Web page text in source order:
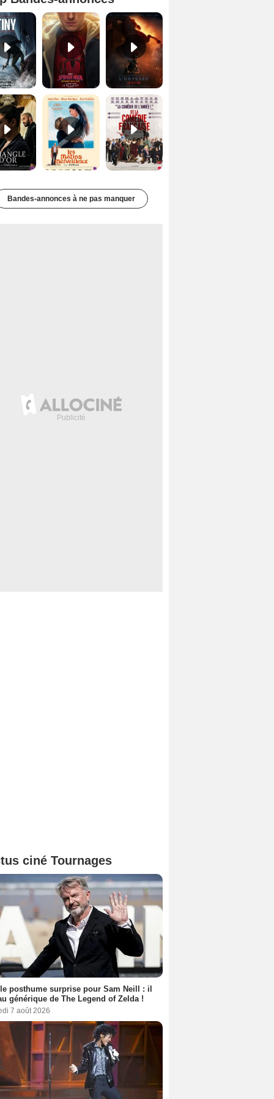
Mutiny Bande-annonce VO STFR Spider-Man: Brand New Day Bande-annonce VO STFR
Le Triangle d'or Bande-annonce VF De la Comédie-Française Teaser VF
Bandes-annonces à ne pas manquer
ciné Tournages
posthume surprise pour Sam Neill : il
générique de The Legend of Zelda !
7 août 2026